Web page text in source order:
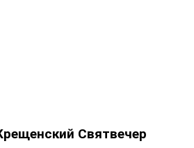
Святвечер